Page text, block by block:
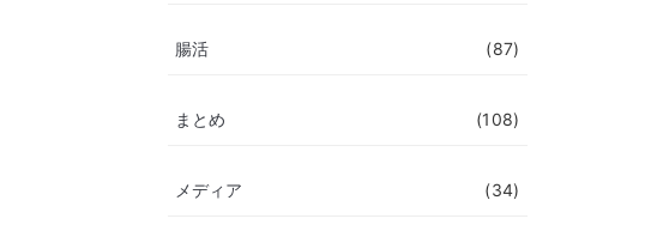
腸活 (87)
まとめ (108)
メディア (34)